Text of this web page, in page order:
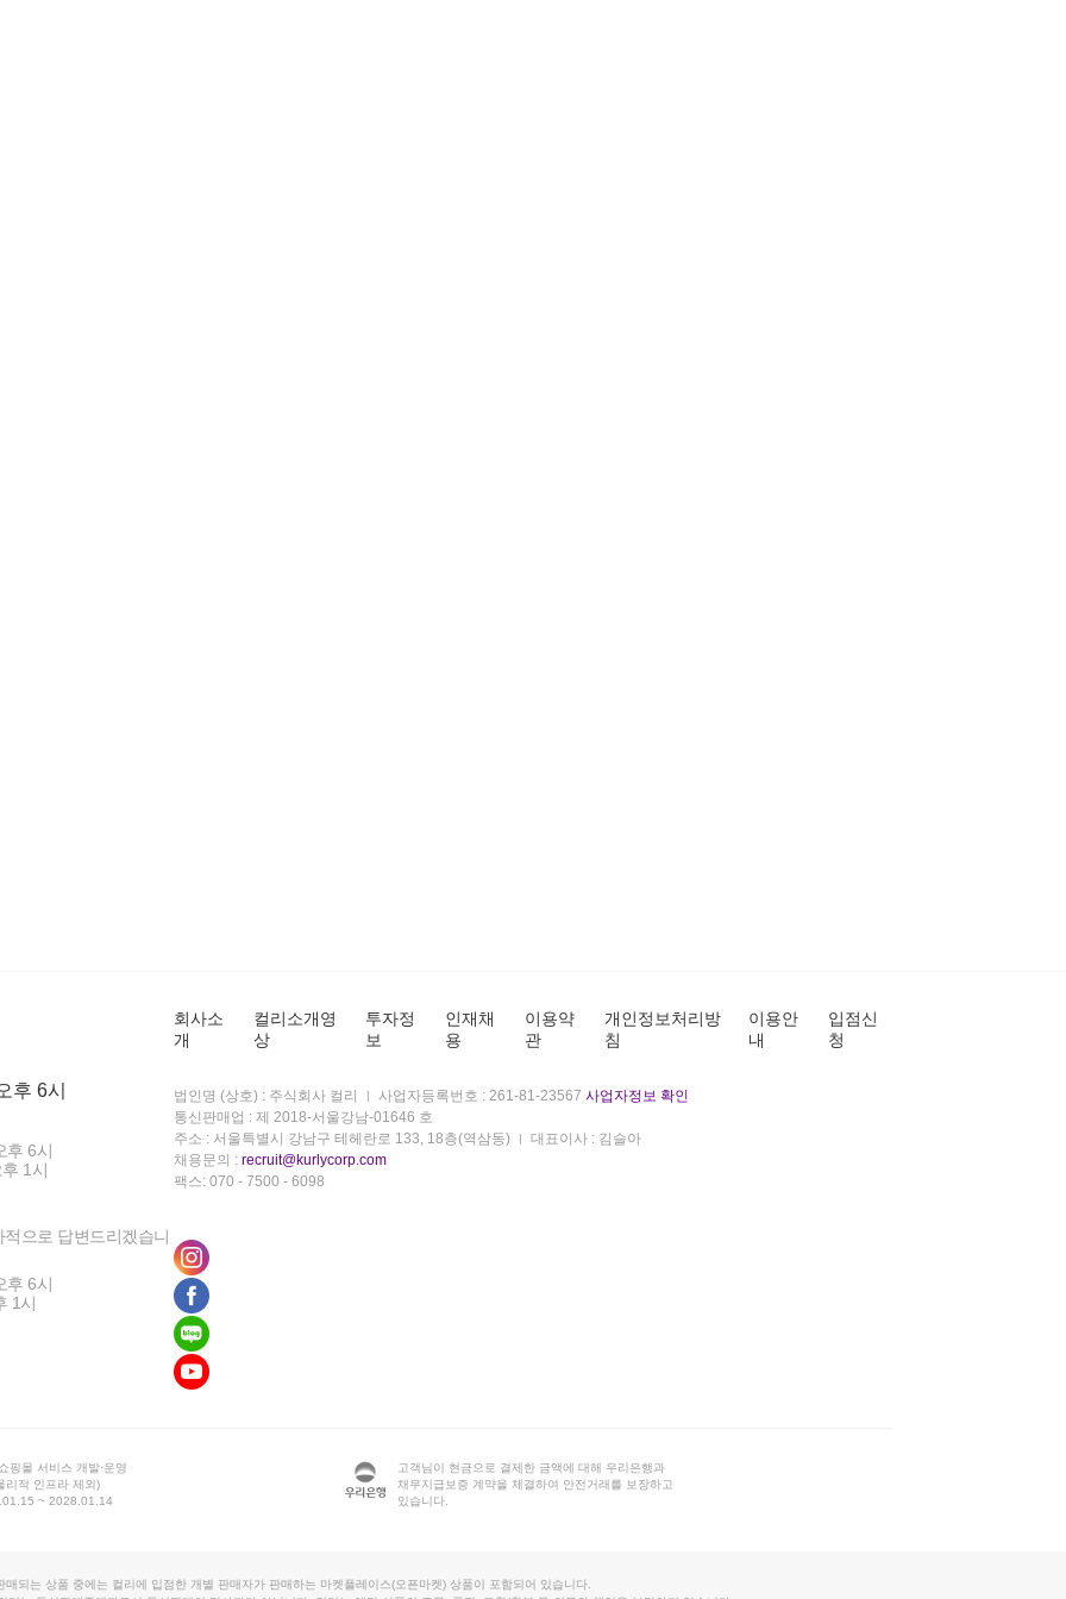
후 6시
후 6시
1시
으로 답변드리겠습니
후 6시
1시
회사소
개
컬리소개영
상
투자정
보
인재채
용
이용약
관
개인정보처리방
침
이용안
내
입점신
청
법인명 (상호) : 주식회사 컬리 사업자등록번호 : 261-81-23567 사업자정보 확인
통신판매업 : 제 2018-서울강남-01646 호
주소 : 서울특별시 강남구 테헤란로 133, 18층(역삼동)
대표이사 : 김슬아
채용문의 : recruit@kurlycorp.com
팩스: 070 - 7500 - 6098
핑몰 서비스 개발·운영
리적 인프라 제외)
~ 2028.01.14
고객님이 현금으로 결제한 금액에 대해 우리은행과
채무지급보증 계약을 체결하여 안전거래를 보장하고
있습니다.
매되는 상품 중에는 컬리에 입점한 개별 판매자가 판매하는 마켓플레이스(오픈마켓) 상품이 포함되어 있습니다.